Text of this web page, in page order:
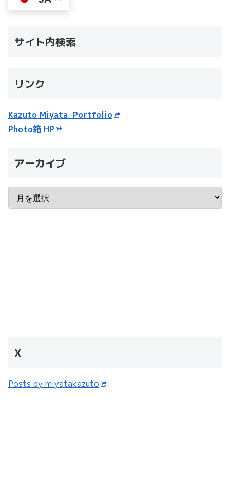
サイト内検索
リンク
Kazuto Miyata Portfolio
Photo箱 HP
アーカイブ
X
Posts by miyatakazuto